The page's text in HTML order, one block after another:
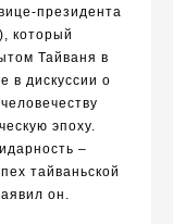
ице-президента
), который
Тайваня в
в дискуссии о
эпоху.
–
тайваньской
он.